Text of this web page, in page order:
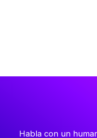
Habla con un